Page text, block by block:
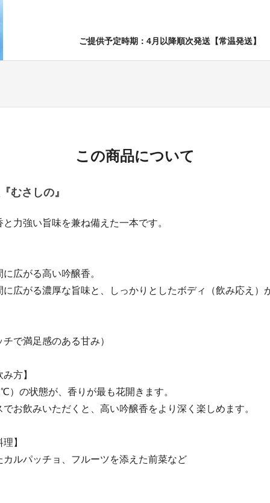
ご提供予定時期：4月以降順次発送【常温発送】
この商品について
むさしの』
力強い旨味を兼ね備えた一本です。
広がる高い吟醸香。
に広がる濃厚な旨味と、しっかりとしたボディ（飲み応え）
で満足感のある甘み）
方】
の状態が、香りが最も花開きます。
お飲みいただくと、高い吟醸香をより深く楽しめます。
】
カルパッチョ、フルーツを添えた前菜など